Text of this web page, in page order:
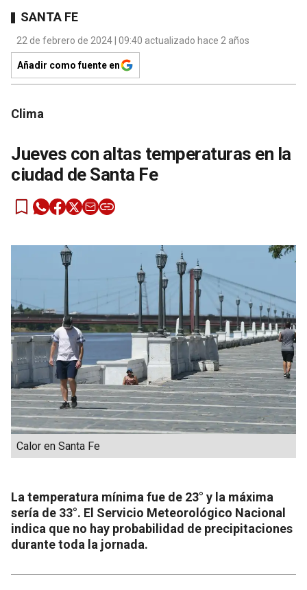
SANTA FE
22 de febrero de 2024 | 09:40 actualizado hace 2 años
Añadir como fuente en
Clima
Jueves con altas temperaturas en la
ciudad de Santa Fe
Calor en Santa Fe
La temperatura mínima fue de 23° y la máxima
sería de 33°. El Servicio Meteorológico Nacional
indica que no hay probabilidad de precipitaciones
durante toda la jornada.